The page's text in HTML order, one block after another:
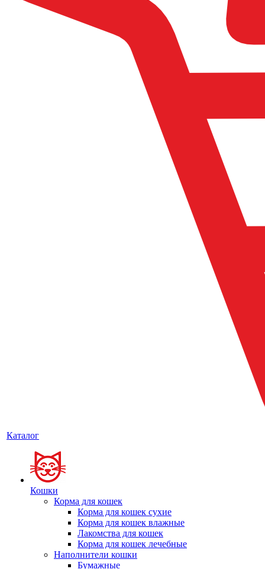
Каталог
Кошки
Корма для кошек
Корма для кошек сухие
Корма для кошек влажные
Лакомства для кошек
Корма для кошек лечебные
Наполнители кошки
Бумажные